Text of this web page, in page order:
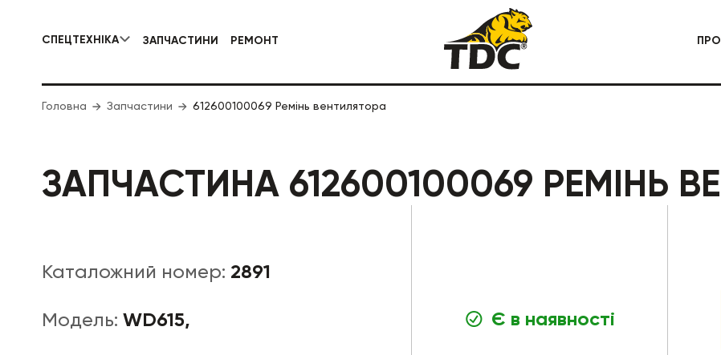
СПЕЦТЕХНІКА
КОМУНАЛЬНА СПЕЦТЕХНІКА ДОРОЖНЯ СПЕЦТЕХНІКА
ЗАПЧАСТИНИ РЕМОНТ
Головна Запчастини 612600100069 Ремінь вентилятора
ЗАПЧАСТИНА 612600100069 РЕМІНЬ
Каталожний номер: 2891
Модель: WD615, Є в наявності